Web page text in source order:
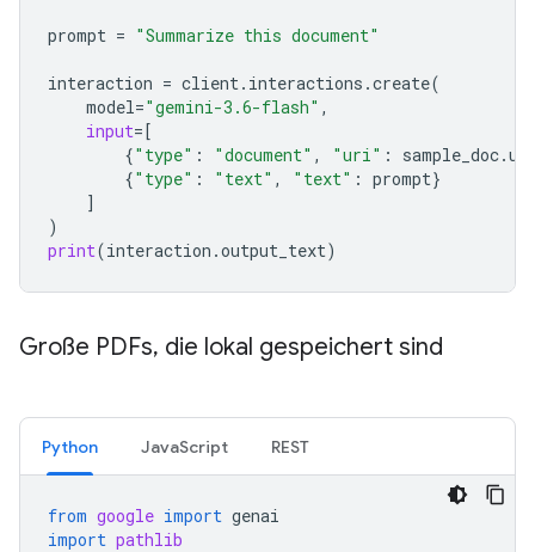
prompt = "Summarize this document"
interaction = client. interactions .create(
model="gemini-3.6-flash" ,
input=[
{"type" : "document" , "uri" : sample_doc.
{"type" : "text" , "text" : prompt}
]
)
print(interaction .output_text)
Große PDFs, die lokal gespeichert sind
Python JavaScript REST
from google import genai
import pathlib